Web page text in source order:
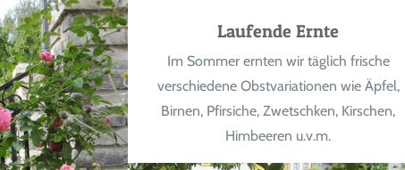
Laufende Ernte
Im Sommer ernten wir täglich frische
verschiedene Obstvariationen wie Äpfel,
Birnen, Pfirsiche, Zwetschken, Kirschen,
Himbeeren u.v.m.